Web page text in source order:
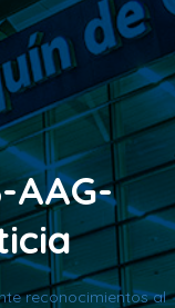
AAG-
reconocimientos al